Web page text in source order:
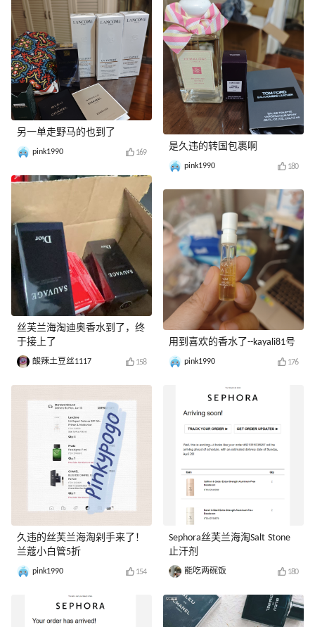
另一单走野马的也到了
pink1990 169
丝芙兰海淘迪奥香水到了，终
于接上了
酸辣土豆丝1117 158
久违的丝芙兰海淘剁手来了！
兰蔻小白管5折
pink1990 154
是久违的转国包裹啊
pink1990 180
用到喜欢的香水了--kayali81号
pink1990 176
Sephora丝芙兰海淘Salt Stone
止汗剂
能吃两碗饭 180